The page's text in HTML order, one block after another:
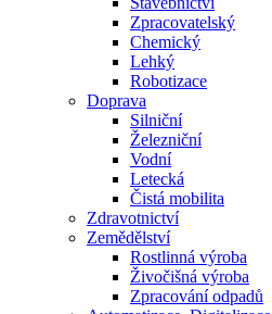
Zpracovatelský
Chemický
Lehký
Robotizace
Doprava
Silniční
Železniční
Vodní
Letecká
Čistá mobilita
Zdravotnictví
Zemědělství
Rostlinná výroba
Živočišná výroba
Zpracování odpadů